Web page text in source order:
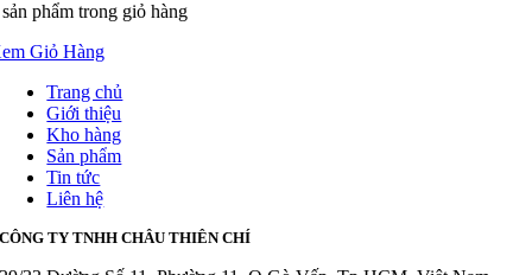
phẩm trong giỏ hàng
Giỏ Hàng
Trang chủ
Giới thiệu
Kho hàng
Sản phẩm
Tin tức
Liên hệ
CÔNG TY TNHH CHÂU THIÊN CHÍ